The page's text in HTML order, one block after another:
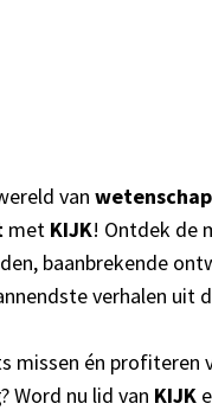
van wetenschap
met KIJK! Ontdek de
baanbrekende
verhalen uit
missen én profiteren
Word nu lid van KIJK